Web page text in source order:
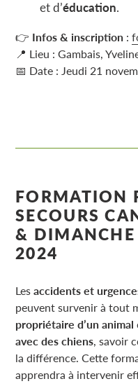
et d’éducation.
👉 Infos & inscription :
📍 Lieu : Gambais,
📅 Date : Jeudi 21
FORMATION
SECOURS
& DIMANCHE
2024
Les accidents et
peuvent survenir à tout
propriétaire d’un animal
avec des chiens , savoir
la différence. Cette
apprendra à intervenir